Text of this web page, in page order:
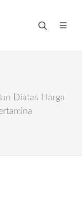
Diatas Harga